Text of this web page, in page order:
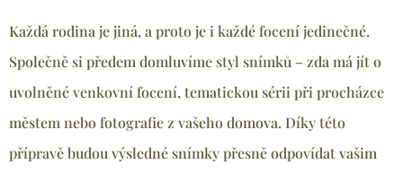
Každá rodina je jiná, a proto je i každé focení jedinečné.
Společně si předem domluvíme styl snímků – zda má jít o
uvolněné venkovní focení, tematickou sérii při procházce
městem nebo fotografie z vašeho domova. Díky této
přípravě budou výsledné snímky přesně odpovídat vašim